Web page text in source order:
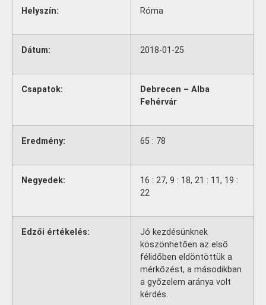
Helyszín: Róma
Dátum: 2018-01-25
Csapatok:
Debrecen – Alba
Fehérvár
Eredmény: 65 : 78
Negyedek:
16 : 27, 9 : 18, 21 : 11, 19 :
22
Edzői értékelés:
Jó kezdésünknek
köszönhetően az első
félidőben eldöntöttük a
mérkőzést, a másodikban
a győzelem aránya volt
kérdés.